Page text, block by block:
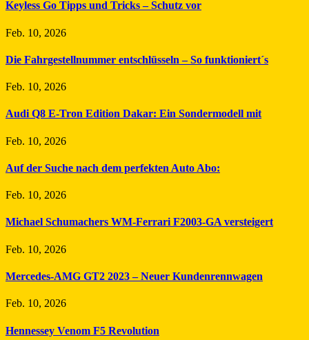
Keyless Go Tipps und Tricks – Schutz vor
Feb. 10, 2026
Die Fahrgestellnummer entschlüsseln – So funktioniert´s
Feb. 10, 2026
Audi Q8 E-Tron Edition Dakar: Ein Sondermodell mit
Feb. 10, 2026
Auf der Suche nach dem perfekten Auto Abo:
Feb. 10, 2026
Michael Schumachers WM-Ferrari F2003-GA versteigert
Feb. 10, 2026
Mercedes-AMG GT2 2023 – Neuer Kundenrennwagen
Feb. 10, 2026
Hennessey Venom F5 Revolution